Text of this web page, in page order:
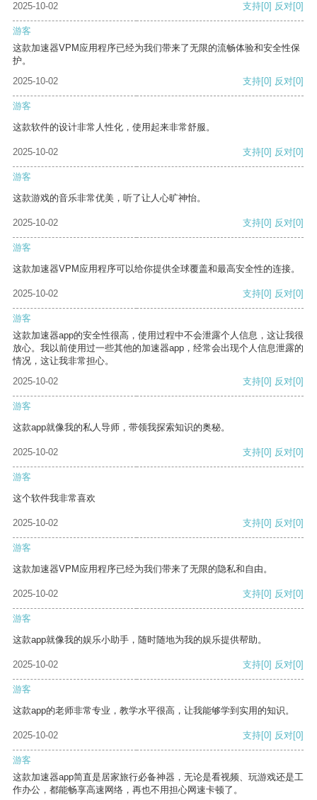
2025-10-02 支持[0] 反对[0]
游客
这款加速器VPM应用程序已经为我们带来了无限的流畅体验和安全性保
护。
2025-10-02
支持[0] 反对[0]
游客
这款软件的设计非常人性化，使用起来非常舒服。
2025-10-02 支持[0] 反对[0]
游客
这款游戏的音乐非常优美，听了让人心旷神怡。
2025-10-02 支持[0] 反对[0]
游客
这款加速器VPM应用程序可以给你提供全球覆盖和最高安全性的连接。
2025-10-02 支持[0] 反对[0]
游客
这款加速器app的安全性很高，使用过程中不会泄露个人信息，这让我很
放心。我以前使用过一些其他的加速器app，经常会出现个人信息泄露的
情况，这让我非常担心。
2025-10-02
支持[0] 反对[0]
游客
这款app就像我的私人导师，带领我探索知识的奥秘。
2025-10-02 支持[0] 反对[0]
游客
这个软件我非常喜欢
2025-10-02 支持[0] 反对[0]
游客
这款加速器VPM应用程序已经为我们带来了无限的隐私和自由。
2025-10-02 支持[0] 反对[0]
游客
这款app就像我的娱乐小助手，随时随地为我的娱乐提供帮助。
2025-10-02 支持[0] 反对[0]
游客
这款app的老师非常专业，教学水平很高，让我能够学到实用的知识。
2025-10-02 支持[0] 反对[0]
游客
这款加速器app简直是居家旅行必备神器，无论是看视频、玩游戏还是工
作办公，都能畅享高速网络，再也不用担心网速卡顿了。